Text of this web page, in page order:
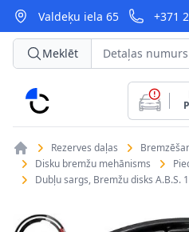
Valdeķu iela 65 +371
CarParts
Meklēt
Rezerves daļas
Disku bremžu mehānisms
Dubļu sargs, Bremžu disks A.B.S.